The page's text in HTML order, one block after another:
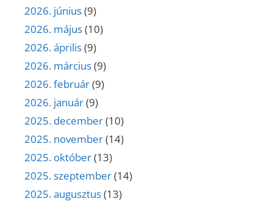
2026. június(9)
2026. május(10)
2026. április(9)
2026. március(9)
2026. február(9)
2026. január(9)
2025. december(10)
2025. november(14)
2025. október(13)
2025. szeptember(14)
2025. augusztus(13)